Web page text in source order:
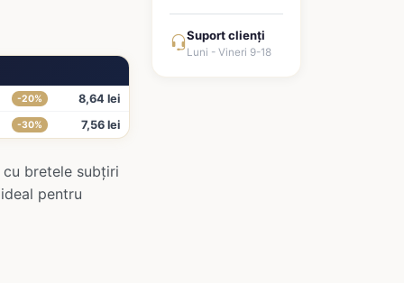
-20%
8,64 lei
-30% 7,56 lei
bretele subțiri
pentru
Suport clienți
Luni - Vineri 9-18